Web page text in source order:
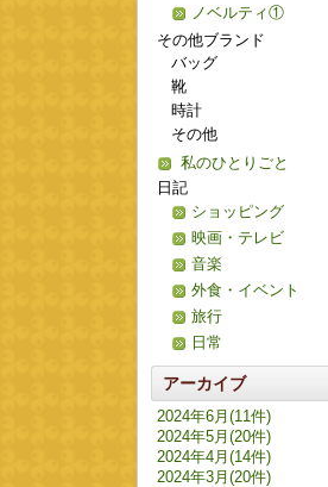
ノベルティ①
その他ブランド
バッグ
靴
時計
その他
私のひとりごと
日記
ショッピング
映画・テレビ
音楽
外食・イベント
旅行
日常
アーカイブ
2024年6月(11件)
2024年5月(20件)
2024年4月(14件)
2024年3月(20件)